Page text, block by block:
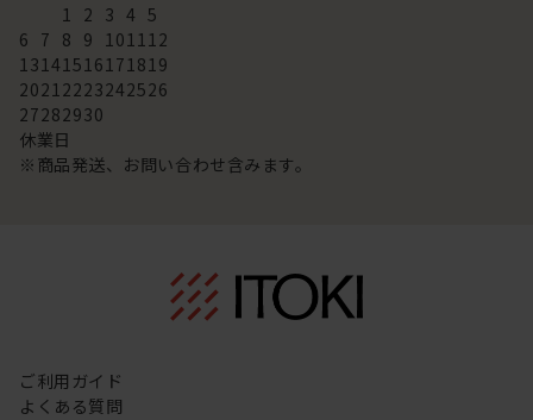
1 2 3 4 5
6 7 8 9 101112
13141516171819
20212223242526
27282930
休業日
※商品発送、お問い合わせ含みます。
ご利用ガイド
よくある質問